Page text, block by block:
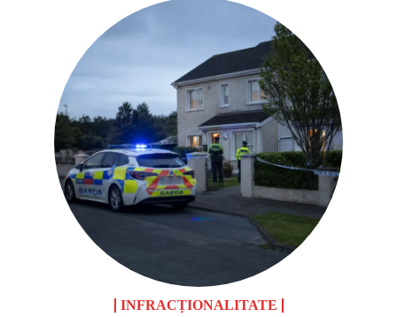
INFRACȚIONALITATE